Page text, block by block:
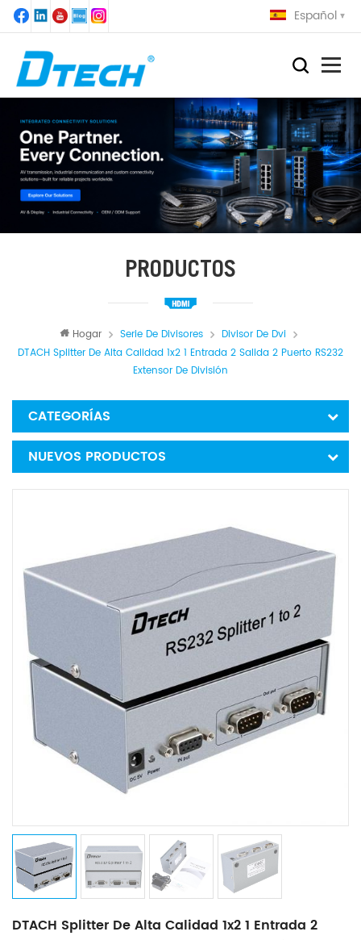
Español
PRODUCTOS
Hogar Serie De Divisores
Divisor De Dvi
DTACH Splitter De Alta Calidad 1x2 1 Entrada 2 Salida 2 Puerto RS232
Extensor De División
CATEGORÍAS
NUEVOS PRODUCTOS
DTACH Splitter De Alta Calidad 1x2 1 Entrada 2